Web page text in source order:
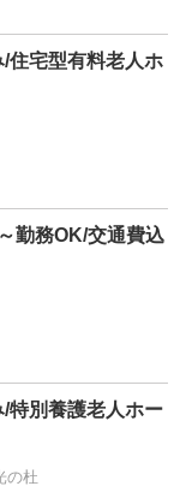
/住宅型有料老人ホ
勤務OK/交通費込
/特別養護老人ホー
の杜